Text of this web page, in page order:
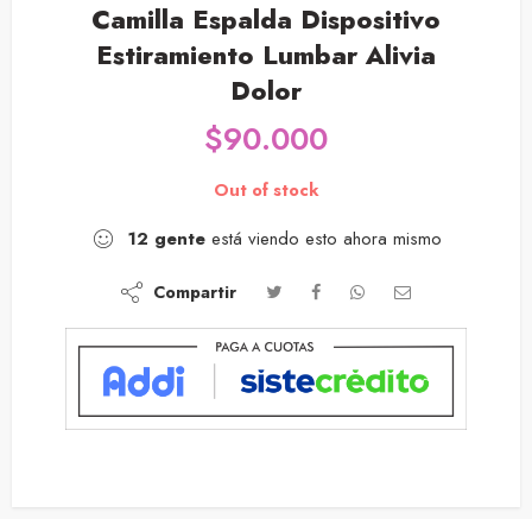
Camilla Espalda Dispositivo
Estiramiento Lumbar Alivia
Dolor
$90.000
Out of stock
12 genteestá viendo esto ahora mismo
Compartir